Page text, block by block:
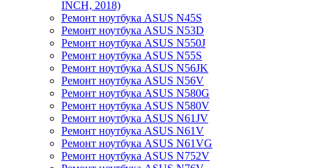
INCH, 2018)
Ремонт ноутбука ASUS N45S
Ремонт ноутбука ASUS N53D
Ремонт ноутбука ASUS N550J
Ремонт ноутбука ASUS N55S
Ремонт ноутбука ASUS N56JK
Ремонт ноутбука ASUS N56V
Ремонт ноутбука ASUS N580G
Ремонт ноутбука ASUS N580V
Ремонт ноутбука ASUS N61JV
Ремонт ноутбука ASUS N61V
Ремонт ноутбука ASUS N61VG
Ремонт ноутбука ASUS N752V